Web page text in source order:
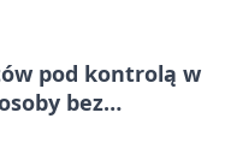
pod kontrolą w
bez